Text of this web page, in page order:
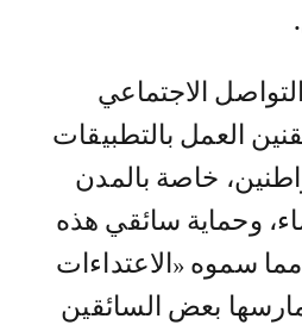
الاجتماعي
العمل بالتطبيقات
خاصة بالمدن
وحماية سائقي هذه
مما سموه «الاعتداءات
بعض السائقين